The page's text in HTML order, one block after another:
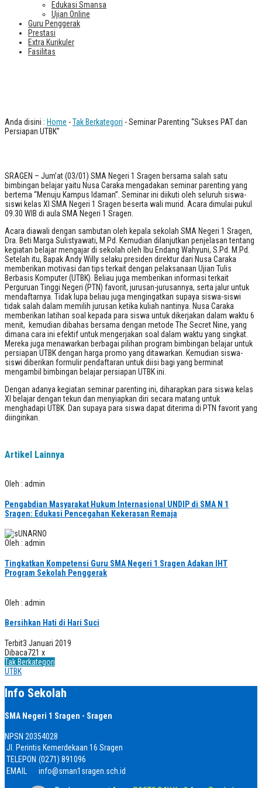
Edukasi Smansa
Ujian Online
Guru Penggerak
Prestasi
Extra Kurikuler
Fasilitas
Anda disini : Home -Tak Berkategori - Seminar Parenting “Sukses PAT dan
Persiapan UTBK”
SRAGEN – Jum’at (03/01) SMA Negeri 1 Sragen bersama salah satu
bimbingan belajar yaitu Nusa Caraka mengadakan seminar parenting yang
bertema “Menuju Kampus Idaman”. Seminar ini diikuti oleh seluruh siswa-
siswi kelas XI SMA Negeri 1 Sragen beserta wali murid. Acara dimulai pukul
09.30 WIB di aula SMA Negeri 1 Sragen.
Acara diawali dengan sambutan oleh kepala sekolah SMA Negeri 1 Sragen,
Dra. Beti Marga Sulistyawati, M.Pd. Kemudian dilanjutkan penjelasan tentang
kegiatan belajar mengajar di sekolah oleh Ibu Endang Wahyuni, S.Pd. M.Pd.
Setelah itu, Bapak Andy Willy selaku presiden direktur dari Nusa Caraka
memberikan motivasi dan tips terkait dengan pelaksanaan Ujian Tulis
Berbasis Komputer (UTBK). Beliau juga memberikan informasi terkait
Perguruan Tinggi Negeri (PTN) favorit, jurusan-jurusannya, serta jalur untuk
mendaftarnya. Tidak lupa beliau juga mengingatkan supaya siswa-siswi
tidak salah dalam memilih jurusan ketika kuliah nantinya. Nusa Caraka
memberikan latihan soal kepada para siswa untuk dikerjakan dalam waktu 6
menit, kemudian dibahas bersama dengan metode The Secret Nine, yang
dimana cara ini efektif untuk mengerjakan soal dalam waktu yang singkat.
Mereka juga menawarkan berbagai pilihan program bimbingan belajar untuk
persiapan UTBK dengan harga promo yang ditawarkan. Kemudian siswa-
siswi diberikan formulir pendaftaran untuk diisi bagi yang berminat
mengambil bimbingan belajar persiapan UTBK ini.
Dengan adanya kegiatan seminar parenting ini, diharapkan para siswa kelas
XI belajar dengan tekun dan menyiapkan diri secara matang untuk
menghadapi UTBK. Dan supaya para siswa dapat diterima di PTN favorit yang
diinginkan.
Artikel Lainnya
Oleh : admin
Pengabdian Masyarakat Hukum Internasional UNDIP di SMA N 1
Sragen: Edukasi Pencegahan Kekerasan Remaja
Oleh : admin
Tingkatkan Kompetensi Guru SMA Negeri 1 Sragen Adakan IHT
Program Sekolah Penggerak
Oleh : admin
Bersihkan Hati di Hari Suci
Terbit3 Januari 2019
Dibaca721 x
Tak Berkategori
UTBK
Info Sekolah
SMA Negeri 1 Sragen - Sragen
NPSN 20354028
Jl. Perintis Kemerdekaan 16 Sragen
TELEPON (0271) 891096
EMAIL
info@sman1sragen.sch.id